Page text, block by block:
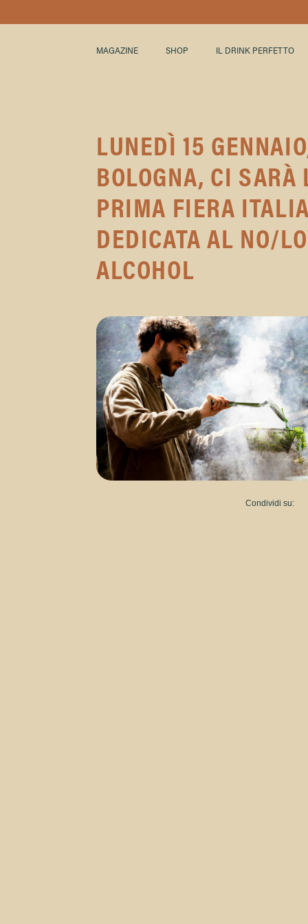
MAGAZINE SHOP IL DRINK PERFETTO
LUNEDÌ 15
BOLOGNA, CI SARÀ
PRIMA FIERA
DEDICATA AL NO/
ALCOHOL
Condividi su: